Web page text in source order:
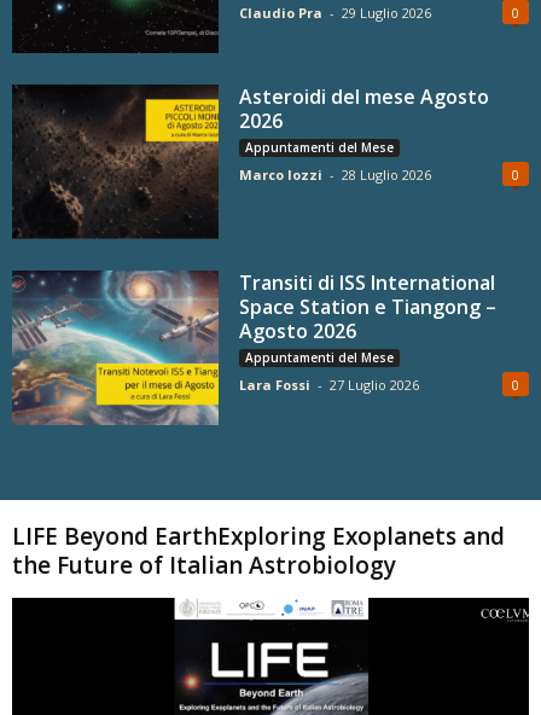
Claudio Pra - 29 Luglio 2026 0
Asteroidi del mese Agosto
2026
Appuntamenti del Mese
Marco Iozzi - 28 Luglio 2026 0
Transiti di ISS International
Space Station e Tiangong –
Agosto 2026
Appuntamenti del Mese
Lara Fossi - 27 Luglio 2026 0
LIFE Beyond EarthExploring Exoplanets and
the Future of Italian Astrobiology